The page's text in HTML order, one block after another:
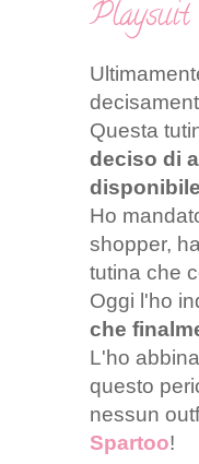
Playsuit
Questa
deciso di
Ho
shopper,
tutina che
Oggi l'ho
che
L'ho
questo
nessun
Spartoo!